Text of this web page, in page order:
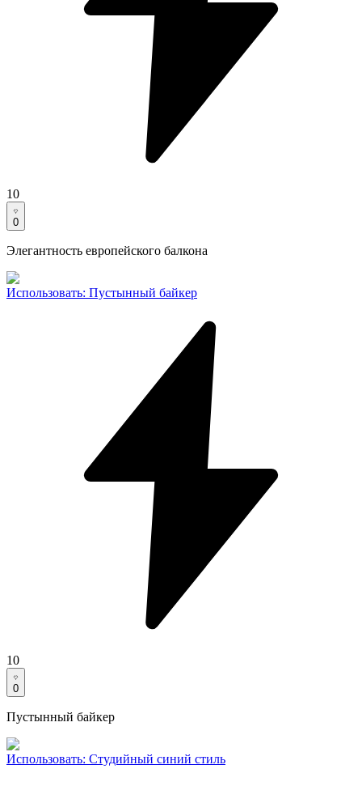
10
0
Элегантность европейского балкона
Использовать: Пустынный байкер
10
0
Пустынный байкер
Использовать: Студийный синий стиль